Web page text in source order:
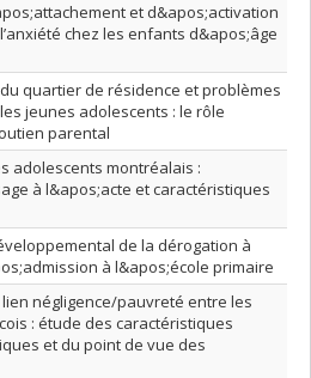
et d&apos;activation
chez les enfants d&apos;âge
quartier de résidence et problèmes
jeunes adolescents : le rôle
parental
adolescents montréalais :
à l&apos;acte et caractéristiques
de la dérogation à
à l&apos;école primaire
négligence/pauvreté entre les
: étude des caractéristiques
et du point de vue des